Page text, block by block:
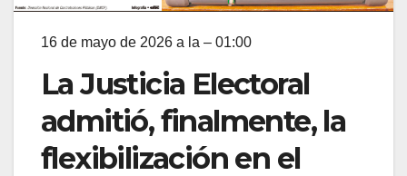
16 de mayo de 2026 a la – 01:00
La Justicia Electoral
admitió, finalmente, la
flexibilización en el